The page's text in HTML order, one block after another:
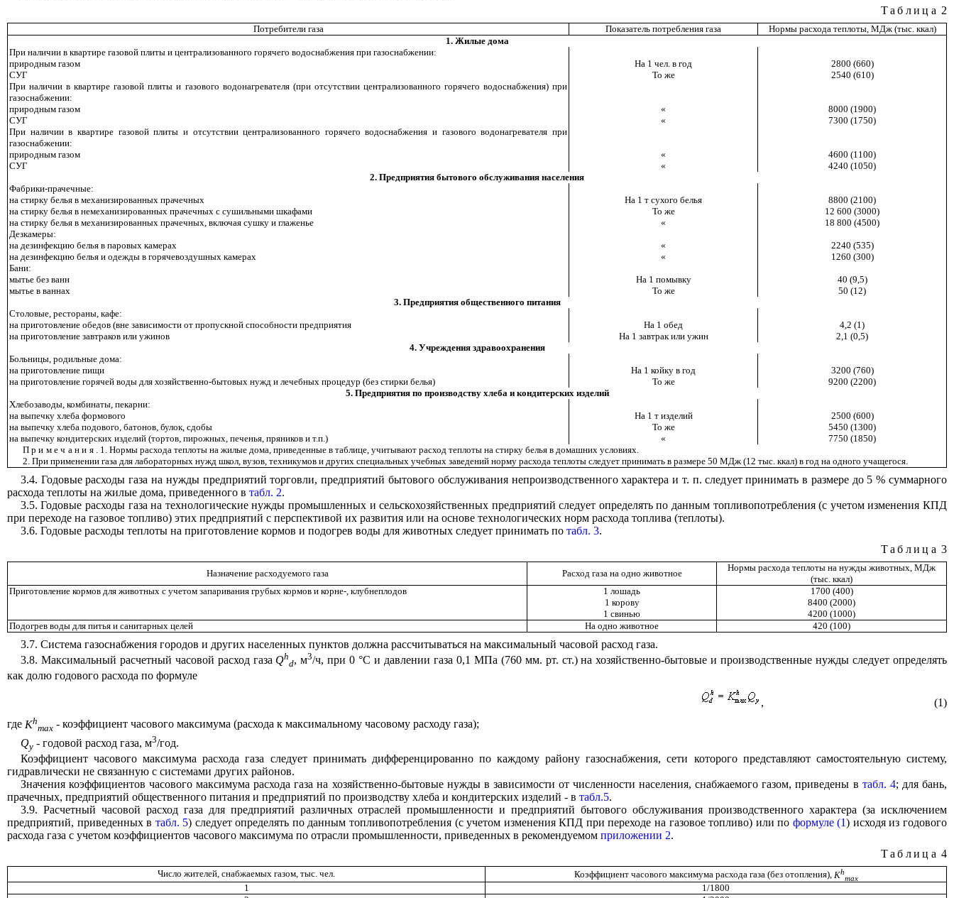
Таблица 2
Потребители газа Показатель потребления газа
Нормы расхода теплоты, МДж (тыс. ккал)
1. Жилые дома
При наличии в квартире газовой плиты и централизованного горячего водоснабжения при газоснабжении:
природным газом
На 1 чел. в год
2800 (660)
СУГ
То же
2540 (610)
При наличии в квартире газовой плиты и газового водонагревателя (при отсутствии централизованного горячего водоснабжения) при
газоснабжении:
природным газом
«
8000 (1900)
СУГ
«
7300 (1750)
При наличии в квартире газовой плиты и отсутствии централизованного горячего водоснабжения и газового водонагревателя при
газоснабжении:
природным газом
«
4600 (1100)
СУГ
«
4240 (1050)
2. Предприятия бытового обслуживания населения
Фабрики-прачечные:
на стирку белья в механизированных прачечных
На 1 т сухого белья
8800 (2100)
на стирку белья в немеханизированных прачечных с сушильными шкафами
То же
12 600 (3000)
на стирку белья в механизированных прачечных, включая сушку и глаженье
«
18 800 (4500)
Дезкамеры:
на дезинфекцию белья в паровых камерах
«
2240 (535)
на дезинфекцию белья и одежды в горячевоздушных камерах
«
1260 (300)
Бани:
мытье без ванн
На 1 помывку
40 (9,5)
мытье в ваннах
То же
50 (12)
3. Предприятия общественного питания
Столовые, рестораны, кафе:
на приготовление обедов (вне зависимости от пропускной способности предприятия
На 1 обед
4,2 (1)
на приготовление завтраков или ужинов
На 1 завтрак или ужин
2,1 (0,5)
4. Учреждения здравоохранения
Больницы, родильные дома:
на приготовление пищи
На 1 койку в год
3200 (760)
на приготовление горячей воды для хозяйственно-бытовых нужд и лечебных процедур (без стирки белья)
То же
9200 (2200)
5. Предприятия по производству хлеба и кондитерских изделий
Хлебозаводы, комбинаты, пекарни:
на выпечку хлеба формового
На 1 т изделий
2500 (600)
на выпечку хлеба подового, батонов, булок, сдобы
То же
5450 (1300)
на выпечку кондитерских изделий (тортов, пирожных, печенья, пряников и т.п.)
«
7750 (1850)
Примечания
. 1. Нормы расхода теплоты на жилые дома, приведенные в таблице, учитывают расход теплоты на стирку белья в домашних условиях.
2. При применении газа для лабораторных нужд школ, вузов, техникумов и других специальных учебных заведений норму расхода теплоты следует принимать в размере 50 МДж (12 тыс. ккал) в год на одного учащегося.
3.4. Годовые расходы газа на нужды предприятий торговли, предприятий бытового обслуживания непроизводственного характера и т. п. следуетпринимать в размере до 5 % суммарного
расхода теплоты на жилые дома, приведенного в табл. 2.
3.5. Годовые расходы газа на технологические нужды промышленных и сельскохозяйственных предприятий следует определять по данным топливопотребления (с учетом изменения КПД
при переходе на газовое топливо) этих предприятий с перспективой их развития или на основе технологических норм расхода топлива (теплоты).
3.6. Годовые расходы теплоты на приготовление кормов и подогрев воды для животных следует принимать по табл. 3.
Таблица 3
Назначение расходуемого газа Расход газа на одно животное
Нормы расхода теплоты на нужды животных, МДж
(тыс. ккал)
Приготовление кормов для животных с учетом запаривания грубых кормов и корне-, клубнеплодов
1 лошадь
1700 (400)
1 корову
8400 (2000)
1 свинью
4200 (1000)
Подогрев воды для питья и санитарных целей
На одно животное 420 (100)
3.7. Система газоснабжения городов и других населенных пунктов должна рассчитываться на максимальный часовой расход газа.
3.8. Максимальный расчетный часовой расход газа Qh
d, м3/ч, при 0°С и давлении газа 0,1 МПа (760 мм. рт. ст.) на хозяйственно-бытовые и производственные нужды следует определять
как долю годового расхода по формуле
,
(1)
где Kh
max - коэффициент часового максимума (расхода к максимальному часовому расходу газа);
Qy - годовой расход газа, м3/год.
Коэффициент часового максимума расхода газа следует принимать дифференцированно по каждому району газоснабжения, сети которого представляют самостоятельную систему,
гидравлически не связанную с системами других районов.
Значения коэффициентов часового максимума расхода газа на хозяйственно-бытовые нужды в зависимости от численности населения, снабжаемого газом, приведены в табл. 4; для бань,
прачечных, предприятий общественного питания и предприятий по производству хлеба и кондитерских изделий - в табл.5.
3.9. Расчетный часовой расход газа для предприятий различных отраслей промышленности и предприятий бытового обслуживания производственного характера (за исключением
предприятий, приведенных в табл. 5) следует определять по данным топливопотребления (с учетом изменения КПД при переходе на газовое топливо) или по формуле (1) исходя из годового
расхода газа с учетом коэффициентов часового максимума по отрасли промышленности, приведенных в рекомендуемом приложении 2.
Таблица 4
Число жителей, снабжаемых газом, тыс. чел. Коэффициент часового максимума расхода газа (без отопления), Kh
max
1
1/1800